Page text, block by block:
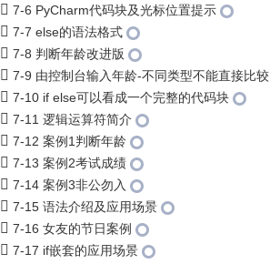
7-6 PyCharm代码块及光标位置提示
7-7 else的语法格式
7-8 判断年龄改进版
7-9 由控制台输入年龄-不同类型不能直接比较
7-10 if else可以看成一个完整的代码块
7-11 逻辑运算符简介
7-12 案例1判断年龄
7-13 案例2考试成绩
7-14 案例3非公勿入
7-15 语法介绍及应用场景
7-16 女友的节日案例
7-17 if嵌套的应用场景